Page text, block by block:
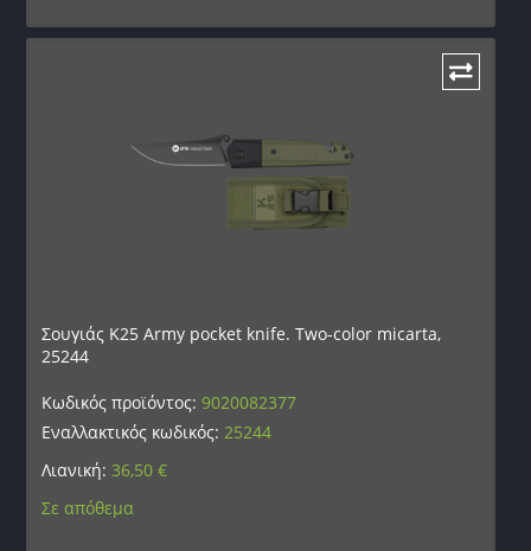
Σουγιάς K25 Army pocket knife. Two-color micarta,
25244
Κωδικός προϊόντος:9020082377
Εναλλακτικός κωδικός: 25244
Λιανική: 36,50€
Σε απόθεμα